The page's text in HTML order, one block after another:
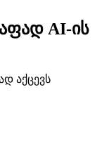
AI-ის
აქცევს